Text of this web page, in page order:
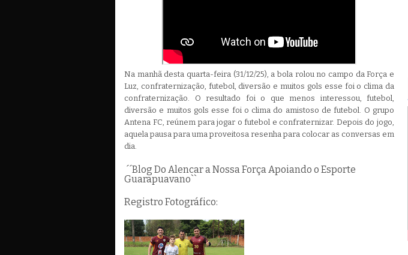
Na manhã desta quarta-feira (31/12/25), a bola rolou no campo da Força e
Luz, confraternização, futebol, diversão e muitos gols esse foi o clima da
confraternização. O resultado foi o que menos interessou, futebol,
diversão e muitos gols esse foi o clima do amistoso de futebol. O grupo
Antena FC, reúnem para jogar o futebol e confraternizar. Depois do jogo,
aquela pausa para uma proveitosa resenha para colocar as conversas em
dia.
´´Blog Do Alencar a Nossa Força Apoiando o Esporte
Guarapuavano``
Registro Fotográfico: